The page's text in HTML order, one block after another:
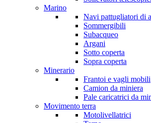
Marino
Navi pattugliatori di
Sommergibili
Subacqueo
Argani
Sotto coperta
Sopra coperta
Minerario
Frantoi e vagli mobili
Camion da miniera
Pale caricatrici da
Movimento terra
Motolivellatrici